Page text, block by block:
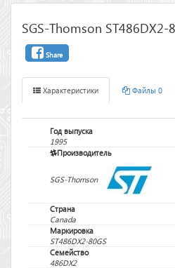
SGS-Thomson ST486DX2-
Share
Характеристики Файлы 0
Год выпуска
1995
Производитель
SGS-Thomson
Страна
Canada
Маркировка
ST486DX2-80GS
Семейство
486DX2